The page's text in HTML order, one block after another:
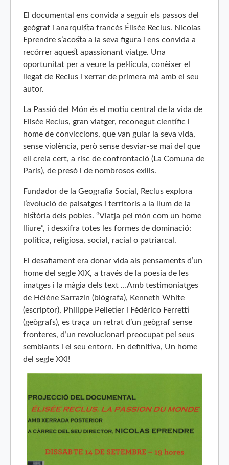
El documental ens convida a seguir els passos del
geògraf i anarquista francès Élisée Reclus. Nicolas
Eprendre s’acosta a la seva figura i ens convida a
recórrer aquest apassionant viatge. Una
oportunitat per a veure la pel·lícula, conèixer el
llegat de Reclus i xerrar de primera mà amb el seu
autor.
La Passió del Món és el motiu central de la vida de
Elisée Reclus, gran viatger, reconegut científic i
home de conviccions, que van guiar la seva vida,
sense violència, però sense desviar-se mai del que
ell creia cert, a risc de confrontació (La Comuna de
París), de presó i de nombrosos exilis.
Fundador de la Geografia Social, Reclus explora
l’evolució de paisatges i territoris a la llum de la
història dels pobles. “Viatja pel món com un home
lliure”, i desxifra totes les formes de dominació:
política, religiosa, social, racial o patriarcal.
El desafiament era donar vida als pensaments d’un
home del segle XIX, a través de la poesia de les
imatges i la màgia dels text …Amb testimoniatges
de Hélène Sarrazin (biògrafa), Kenneth White
(escriptor), Philippe Pelletier i Fédérico Ferretti
(geògrafs), es traça un retrat d’un geògraf sense
fronteres, d’un revolucionari preocupat pel seus
semblants i el seu entorn. En definitiva, Un home
del segle XXI!